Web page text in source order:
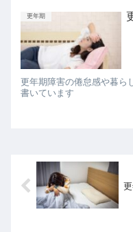
更年期
更年期障害の倦怠感や暮ら
書いています